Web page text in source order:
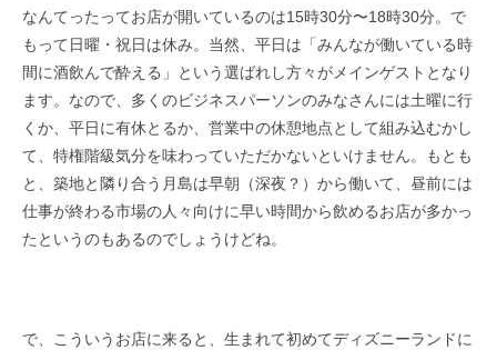
なんてったってお店が開いているのは15時30分〜18時30分。で
もって日曜・祝日は休み。当然、平日は「みんなが働いている時
間に酒飲んで酔える」という選ばれし方々がメインゲストとなり
ます。なので、多くのビジネスパーソンのみなさんには土曜に行
くか、平日に有休とるか、営業中の休憩地点として組み込むかし
て、特権階級気分を味わっていただかないといけません。もとも
と、築地と隣り合う月島は早朝（深夜？）から働いて、昼前には
仕事が終わる市場の人々向けに早い時間から飲めるお店が多かっ
たというのもあるのでしょうけどね。
で、こういうお店に来ると、生まれて初めてディズニーランドに